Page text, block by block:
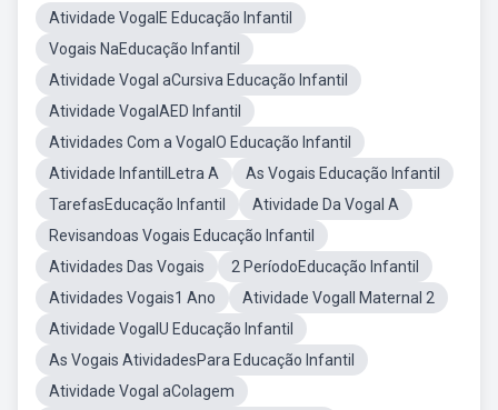
Atividade VogalE Educação Infantil
Vogais NaEducação Infantil
Atividade Vogal aCursiva Educação Infantil
Atividade VogalAED Infantil
Atividades Com a VogalO Educação Infantil
Atividade InfantilLetra A
As Vogais Educação Infantil
TarefasEducação Infantil
Atividade Da Vogal A
Revisandoas Vogais Educação Infantil
Atividades Das Vogais
2 PeríodoEducação Infantil
Atividades Vogais1 Ano
Atividade VogalI Maternal 2
Atividade VogalU Educação Infantil
As Vogais AtividadesPara Educação Infantil
Atividade Vogal aColagem